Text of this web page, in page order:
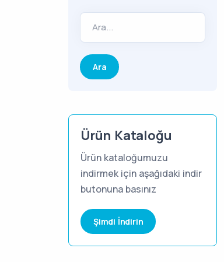
Ara...
Ürün Kataloğu
Ürün kataloğumuzu
indirmek için aşağıdaki indir
butonuna basınız
Şimdi İndirin